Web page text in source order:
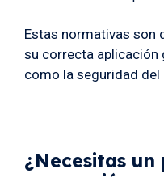
Estas normativas son
su correcta
como la seguridad del
¿Necesitas